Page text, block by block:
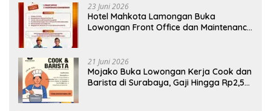
23 Juni 2026
Hotel Mahkota Lamongan Buka
Lowongan Front Office dan Maintenance
21 Juni 2026
Mojako Buka Lowongan Kerja Cook dan
Barista di Surabaya, Gaji Hingga Rp2,5